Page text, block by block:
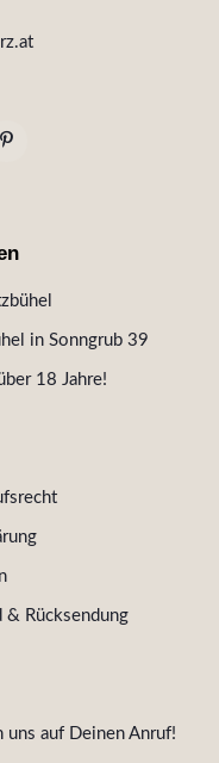
in Sonngrub 39
18 Jahre!
& Rücksendung
uns auf Deinen Anruf!